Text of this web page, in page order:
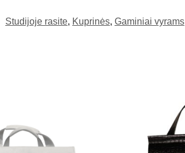
Studijoje rasite, Kuprinės, Gaminiai vyrams